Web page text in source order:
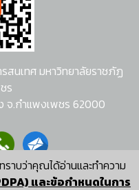
าบว่าคุณได้อ่านและทำความ
และข้อกำหนดในการ
สนเทศ มหาวิทยาลัยราชภัฏ
ร
จ.กำแพงเพชร 62000
พวงผกา